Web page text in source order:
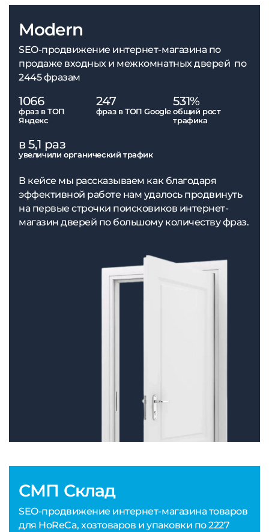
СМП Склад
SEO-продвижение интернет-магазина товаров
для HoReCa, хозтоваров и упаковки по 2227
Modern
SEO-продвижение интернет-магазина по
продаже входных и межкомнатных дверей по
2445 фразам
1066
фраз в ТОП
Яндекс
247
фраз в ТОП Google
531%
общий рост
трафика
в 5,1 раз
увеличили органический трафик
В кейсе мы рассказываем как благодаря
эффективной работе нам удалось продвинуть
на первые строчки поисковиков интернет-
магазин дверей по большому количеству фраз.